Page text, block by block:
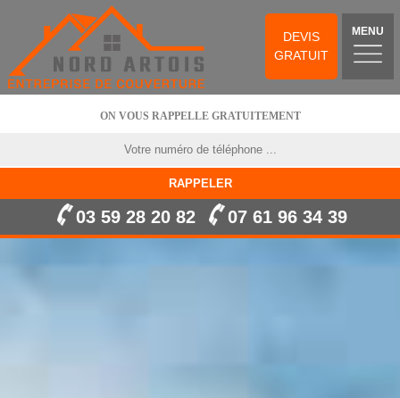
DEVIS
GRATUIT
MENU
ON VOUS RAPPELLE GRATUITEMENT
03 59 28 20 82 07 61 96 34 39